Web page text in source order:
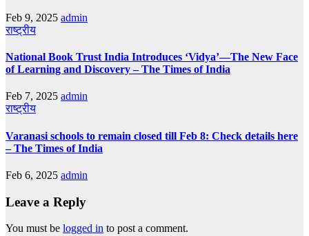
Feb 9, 2025 admin
राष्ट्रीय
National Book Trust India Introduces ‘Vidya’—The New Face
of Learning and Discovery – The Times of India
Feb 7, 2025 admin
राष्ट्रीय
Varanasi schools to remain closed till Feb 8: Check details here
– The Times of India
Feb 6, 2025 admin
Leave a Reply
You must be logged in to post a comment.